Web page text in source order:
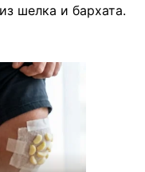
шелка и бархата.